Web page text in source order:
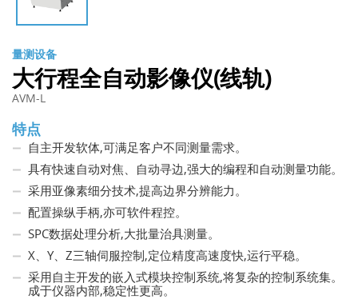
量测设备
大行程全自动影像仪(线轨)
AVM-L
特点
自主开发软体,可满足客户不同测量需求。
具有快速自动对焦、自动​​寻边,强大的编程和自动测量功能。
采用亚像素细分技术,提高边界分辨能力。
配置操纵手柄,亦可软件程控。
SPC数据处理分析,大批量治具测量。
X、Y、Z三轴伺服控制,定位精度高速度快,运行平稳。
采用自主开发的嵌入式模块控制系统,将复杂的控制系统集。
成于仪器内部,稳定性更高。